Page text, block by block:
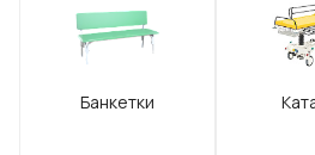
Банкетки